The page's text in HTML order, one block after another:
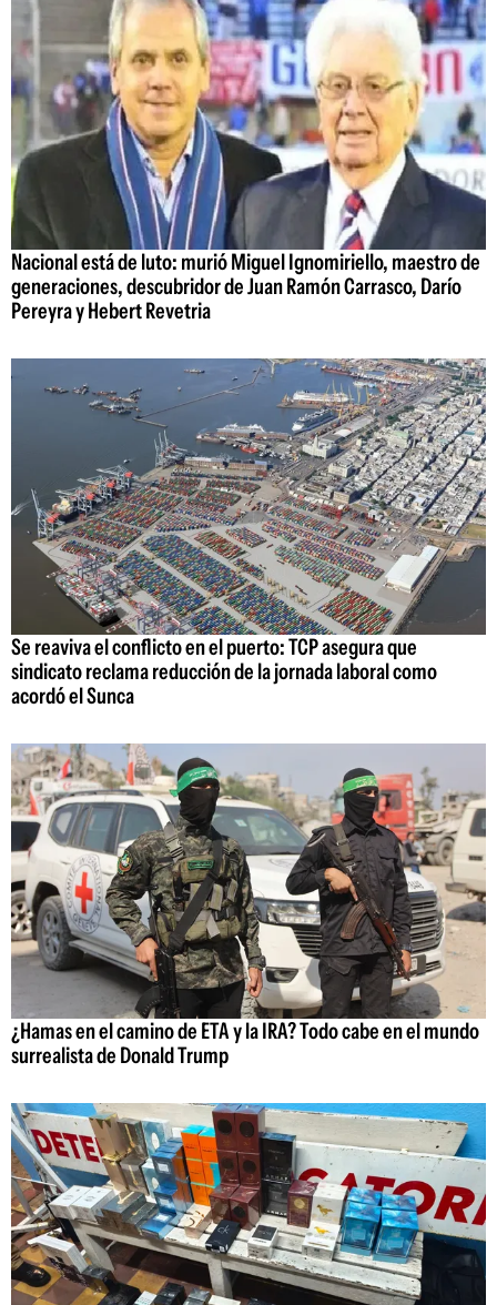
Nacional está de luto: murió Miguel Ignomiriello, maestro de
generaciones, descubridor de Juan Ramón Carrasco, Darío
Pereyra y Hebert Revetria
Se reaviva el conflicto en el puerto: TCP asegura que
sindicato reclama reducción de la jornada laboral como
acordó el Sunca
¿Hamas en el camino de ETA y la IRA? Todo cabe en el mundo
surrealista de Donald Trump